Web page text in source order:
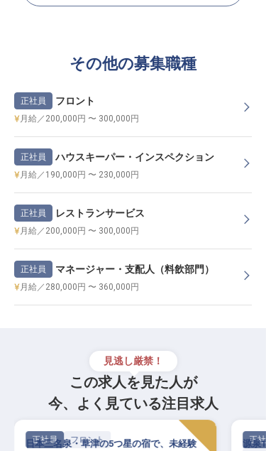
その他の募集職種
正社員 フロント
月給／200,000円 〜 300,000円
正社員 ハウスキーパー・インスペクション
月給／190,000円 〜 230,000円
正社員 レストランサービス
月給／200,000円 〜 300,000円
正社員 マネージャー・支配人（料飲部門）
月給／280,000円 〜 360,000円
見逃し厳禁！
この求人を見た人が
今、よく見ている注目求人
正社員 フロント
日本三名泉・草津の5つ星の宿で、未経験
正社
源泉